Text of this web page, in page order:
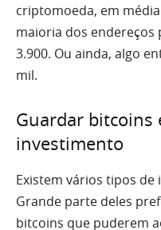
criptomoeda, em
maioria dos endereços
3.900. Ou ainda, algo
mil.
Guardar bitcoins
investimento
Existem vários tipos
Grande parte deles
bitcoins que puderem